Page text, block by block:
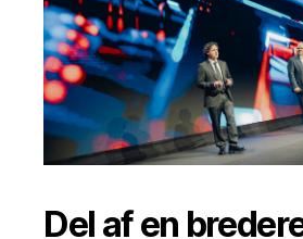
Del af en